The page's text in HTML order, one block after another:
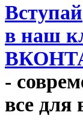
Вступай
в наш
-
все для